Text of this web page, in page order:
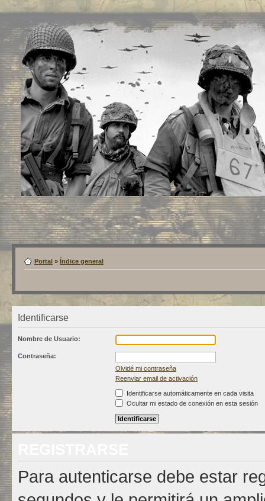
Portal » Índice general
Identificarse
Nombre de Usuario:
Contraseña:
Olvidé mi contraseña
Reenviar email de activación
Identificarse automáticamente en cada visita
Ocultar mi estado de conexión en esta sesión
Para autenticarse debe estar